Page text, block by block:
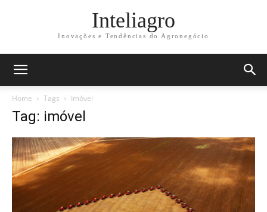
Inteliagro
Inovações e Tendências do Agronegócio
Home Tags Imóvel
Tag: imóvel